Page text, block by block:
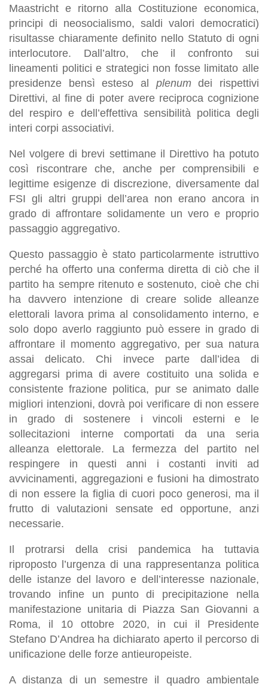
Maastricht e ritorno alla Costituzione economica,
principi di neosocialismo, saldi valori democratici)
risultasse chiaramente definito nello Statuto di ogni
interlocutore. Dall’altro, che il confronto sui
lineamenti politici e strategici non fosse limitato alle
presidenze bensì esteso al plenum
dei rispettivi
Direttivi, al fine di poter avere reciproca cognizione
del respiro e dell’effettiva sensibilità politica degli
interi corpi associativi.
Nel volgere di brevi settimane il Direttivo ha potuto
così riscontrare che, anche per comprensibili e
legittime esigenze di discrezione, diversamente dal
FSI gli altri gruppi dell’area non erano ancora in
grado di affrontare solidamente un vero e proprio
passaggio aggregativo.
Questo passaggio è stato particolarmente istruttivo
perché ha offerto una conferma diretta di ciò che il
partito ha sempre ritenuto e sostenuto, cioè che chi
ha davvero intenzione di creare solide alleanze
elettorali lavora prima al consolidamento interno, e
solo dopo averlo raggiunto può essere in grado di
affrontare il momento aggregativo, per sua natura
assai delicato. Chi invece parte dall’idea di
aggregarsi prima di avere costituito una solida e
consistente frazione politica, pur se animato dalle
migliori intenzioni, dovrà poi verificare di non essere
in grado di sostenere i vincoli esterni e le
sollecitazioni interne comportati da una seria
alleanza elettorale. La fermezza del partito nel
respingere in questi anni i costanti inviti ad
avvicinamenti, aggregazioni e fusioni ha dimostrato
di non essere la figlia di cuori poco generosi, ma il
frutto di valutazioni sensate ed opportune, anzi
necessarie.
Il protrarsi della crisi pandemica ha tuttavia
riproposto l’urgenza di una rappresentanza politica
delle istanze del lavoro e dell’interesse nazionale,
trovando infine un punto di precipitazione nella
manifestazione unitaria di Piazza San Giovanni a
Roma, il 10 ottobre 2020, in cui il Presidente
Stefano D’Andrea ha dichiarato aperto il percorso di
unificazione delle forze antieuropeiste.
A distanza di un semestre il quadro ambientale